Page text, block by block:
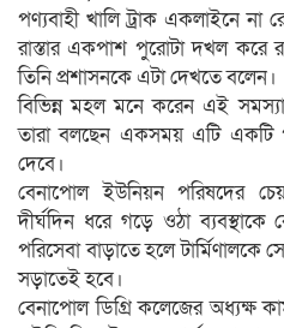
পণ্যবাহী খালি ট্রাক একলাইনে না
রাস্তার একপাশ পুরোটা দখল করে
তিনি প্রশাসনকে এটা দেখতে বলেন।
বিভিন্ন মহল মনে করেন এই
তারা বলছেন একসময় এটি একটি
দেবে।
বেনাপোল ইউনিয়ন পরিষদের
দীর্ঘদিন ধরে গড়ে ওঠা
পরিসেবা বাড়াতে হলে
সড়াতেই হবে।
বেনাপোল ডিগ্রি কলেজের অধ্যক্ষ